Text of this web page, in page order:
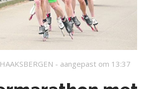
HAAKSBERGEN - aangepast om 13:37